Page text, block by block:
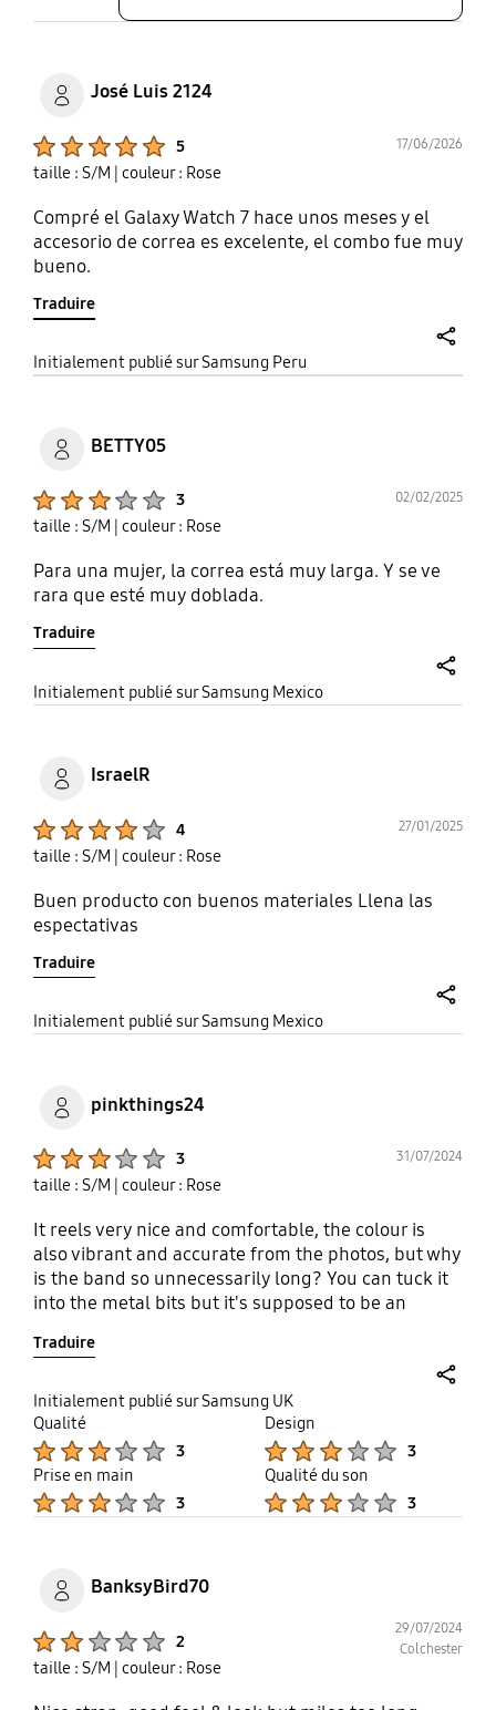
José Luis 2124
5 17/06/2026
taille : S/M | couleur : Rose
Compré el Galaxy Watch 7 hace unos meses y el
accesorio de correa es excelente, el combo fue muy
bueno.
Traduire
Initialement publié sur Samsung Peru
BETTY05
3 02/02/2025
taille : S/M | couleur : Rose
Para una mujer, la correa está muy larga. Y se ve
rara que esté muy doblada.
Traduire
Initialement publié sur Samsung Mexico
IsraelR
4 27/01/2025
taille : S/M | couleur : Rose
Buen producto con buenos materiales Llena las
espectativas
Traduire
Initialement publié sur Samsung Mexico
pinkthings24
3 31/07/2024
taille : S/M | couleur : Rose
It reels very nice and comfortable, the colour is
also vibrant and accurate from the photos, but why
is the band so unnecessarily long? You can tuck it
into the metal bits but it's supposed to be an
long
Traduire
Initialement publié sur Samsung UK
Qualité
3
Design
3
Prise en main
3
Qualité du son
3
BanksyBird70
2
29/07/2024
Colchester
taille : S/M | couleur : Rose